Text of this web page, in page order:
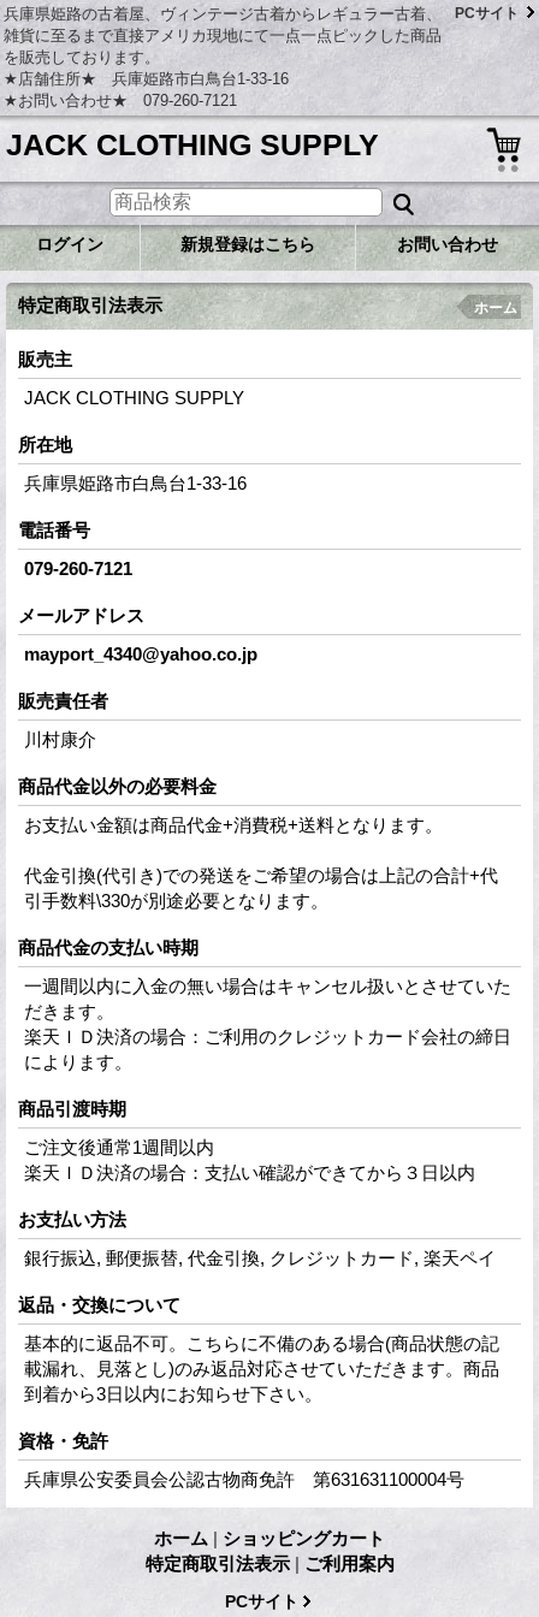
兵庫県姫路の古着屋、ヴィンテージ古着からレギュラー古着、
雑貨に至るまで直接アメリカ現地にて一点一点ピックした商品
を販売しております。
★店舗住所★ 兵庫姫路市白鳥台1-33-16
★お問い合わせ★ 079-260-7121
PCサイト
JACK CLOTHING SUPPLY
ログイン 新規登録はこちら お問い合わせ
特定商取引法表示 ホーム
販売主
JACK CLOTHING SUPPLY
所在地
兵庫県姫路市白鳥台1-33-16
電話番号
079-260-7121
メールアドレス
mayport_4340@yahoo.co.jp
販売責任者
川村康介
商品代金以外の必要料金
お支払い金額は商品代金+消費税+送料となります。
代金引換(代引き)での発送をご希望の場合は上記の合計+代
引手数料\330が別途必要となります。
商品代金の支払い時期
一週間以内に入金の無い場合はキャンセル扱いとさせていた
だきます。
楽天ＩＤ決済の場合：ご利用のクレジットカード会社の締日
によります。
商品引渡時期
ご注文後通常1週間以内
楽天ＩＤ決済の場合：支払い確認ができてから３日以内
お支払い方法
銀行振込, 郵便振替, 代金引換, クレジットカード, 楽天ペイ
返品・交換について
基本的に返品不可。こちらに不備のある場合(商品状態の記
載漏れ、見落とし)のみ返品対応させていただきます。商品
到着から3日以内にお知らせ下さい。
資格・免許
兵庫県公安委員会公認古物商免許 第631631100004号
ホーム | ショッピングカート
特定商取引法表示 | ご利用案内
PCサイト